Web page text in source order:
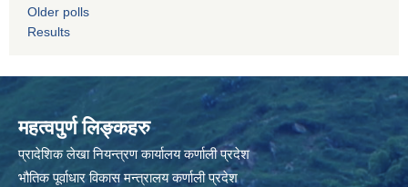
Older polls
Results
महत्वपुर्ण लिङ्कहरु
प्रादेशिक लेखा नियन्त्रण कार्यालय कर्णाली प्रदेश
भौतिक पूर्वाधार विकास मन्त्रालय कर्णाली प्रदेश